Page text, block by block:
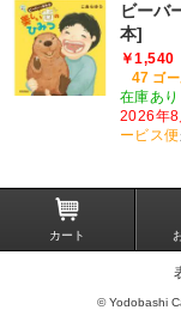
ビーバ
本]
￥1,540
47 ゴ
在庫あり
2026年8
ービス便
カート
© Yodobashi